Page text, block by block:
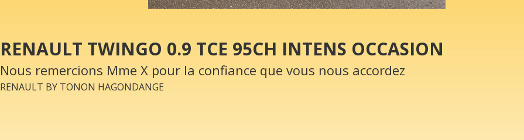
RENAULT TWINGO 0.9 TCE 95CH INTENS OCCASION
Nous remercions Mme X pour la confiance que vous nous accordez
RENAULT BY TONON HAGONDANGE